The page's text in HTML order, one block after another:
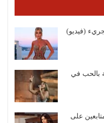
(فيديو)
بالحب في
على